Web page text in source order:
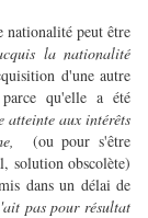
nationalité peut être
la nationalité
d'une autre
qu'elle a été
atteinte aux intérêts
(ou pour s'être
solution obscolète)
dans un délai de
pas pour résultat